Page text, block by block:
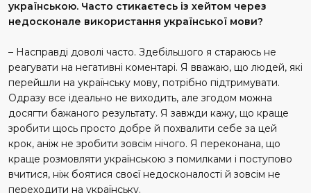
українською. Часто стикаєтесь із хейтом через
недосконале використання української мови?
– Насправді доволі часто. Здебільшого я стараюсь не
реагувати на негативні коментарі. Я вважаю, що людей, які
перейшли на українську мову, потрібно підтримувати.
Одразу все ідеально не виходить, але згодом можна
досягти бажаного результату. Я завжди кажу, що краще
зробити щось просто добре й похвалити себе за цей
крок, аніж не зробити зовсім нічого. Я переконана, що
краще розмовляти українською з помилками і поступово
вчитися, ніж боятися своєї недосконалості й зовсім не
переходити на українську.